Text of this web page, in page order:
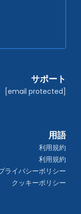
サポート
[email protected]
用語
利用規約
利用規約
ライバシーポリシー
クッキーポリシー